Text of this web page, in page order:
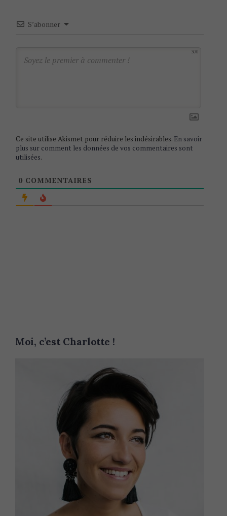
Moi, c’est Charlotte !
i
S’abonner
300
Ce site utilise Akismet pour réduire les indésirables. En savoir
plus sur comment les données de vos commentaires sont
utilisées.
0 COMMENTAIRES